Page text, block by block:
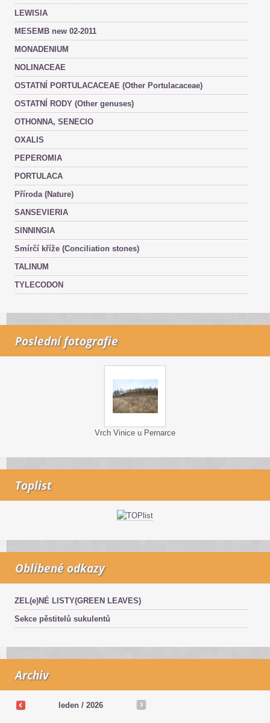
LEWISIA
MESEMB new 02-2011
MONADENIUM
NOLINACEAE
OSTATNÍ PORTULACACEAE (Other Portulacaceae)
OSTATNÍ RODY (Other genuses)
OTHONNA, SENECIO
OXALIS
PEPEROMIA
PORTULACA
Příroda (Nature)
SANSEVIERIA
SINNINGIA
Smírčí kříže (Conciliation stones)
TALINUM
TYLECODON
Poslední fotografie
Vrch Vinice u Pernarce
Toplist
Oblíbené odkazy
ZEL(e)NÉ LISTY(GREEN LEAVES)
Sekce pěstitelů sukulentů
Archiv
leden / 2026